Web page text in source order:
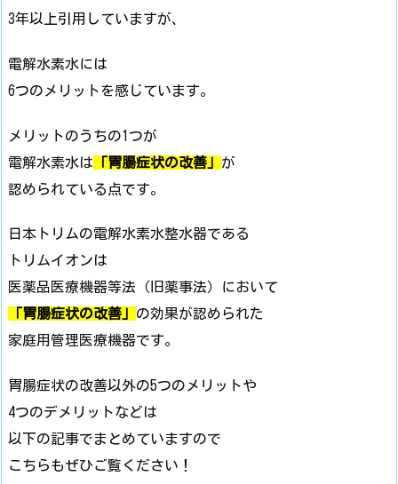
3年以上引用していますが、
電解水素水には
6つのメリットを感じています。
メリットのうちの1つが
電解水素水は 「胃腸症状の改善」 が
認められている点です。
日本トリムの電解水素水整水器である
トリムイオンは
医薬品医療機器等法（旧薬事法）において
「胃腸症状の改善」 の効果が認められた
家庭用管理医療機器です。
胃腸症状の改善以外の5つのメリットや
4つのデメリットなどは
以下の記事でまとめていますので
こちらもぜひご覧ください！